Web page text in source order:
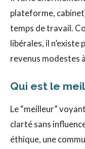
plateforme,
temps de travail.
libérales, il n’existe
revenus modestes
Qui est le
Le “meilleur”
clarté sans
éthique, une